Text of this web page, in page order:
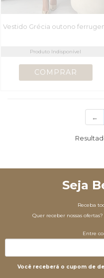
Vestido Grécia outono
Produto Indisponível
←
Seja
Receba
Quer receber nossas
Entre
Você receberá o cupom de